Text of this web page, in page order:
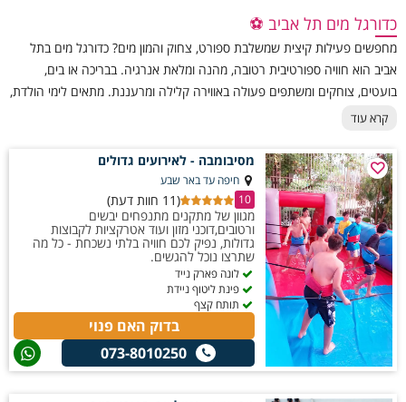
כדורגל מים תל אביב ⚽
מחפשים פעילות קיצית שמשלבת ספורט, צחוק והמון מים? כדורגל מים בתל
אביב הוא חוויה ספורטיבית רטובה, מהנה ומלאת אנרגיה. בבריכה או בים,
בועטים, צוחקים ומשתפים פעולה באווירה קלילה ומרעננת. מתאים לימי הולדת,
ימי גיבוש או סתם יום כיף עם החבר’ה בשמש התל־אביבית. המשחק מתאים
השילוב בין תנועה במים, עבודת צוות ואווירת חופש יוצר חוויה מגבשת ולא
שגרתית. כך הופך כל מפגש קיצי לאירוע מלא אקשן, אנרגיות טובות והרבה
רגעים מצחיקים שלא שוכחים.
קרא עוד
מסיבומבה - לאירועים גדולים
חיפה עד באר שבע
10
(11 חוות דעת)
מגוון של מתקנים מתנפחים יבשים
ורטובים,דוכני מזון ועוד אטרקציות לקבוצות
גדולות, נפיק לכם חוויה בלתי נשכחת - כל מה
שתרצו נוכל להגשים.
לונה פארק נייד
פינת ליטוף ניידת
תותח קצף
בדוק האם פנוי
073-8010250